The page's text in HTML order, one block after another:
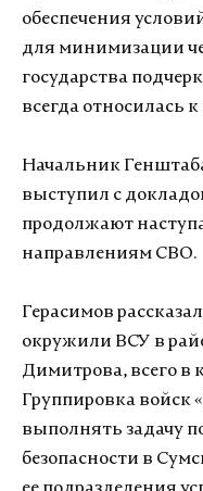
обеспечения
для минимизации
государства
всегда относилась
Начальник
выступил с
продолжают
направлениям СВО.
Герасимов
окружили ВСУ в
Димитрова, всего в
Группировка войск
выполнять задачу
безопасности в